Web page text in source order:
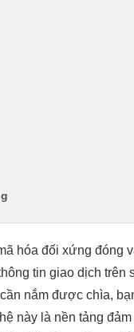
hóa đối xứng đóng
tin giao dịch trên
nắm được chìa,
này là nền tảng